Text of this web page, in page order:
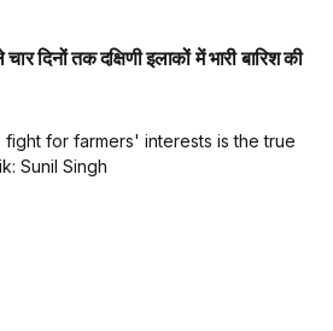
दिनों तक दक्षिणी इलाकों में भारी बारिश की